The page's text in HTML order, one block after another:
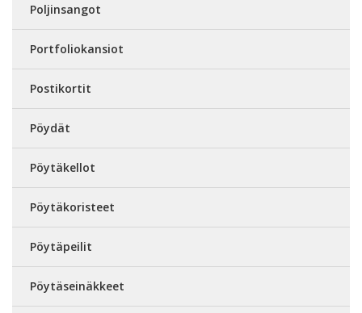
Poljinsangot
Portfoliokansiot
Postikortit
Pöydät
Pöytäkellot
Pöytäkoristeet
Pöytäpeilit
Pöytäseinäkkeet